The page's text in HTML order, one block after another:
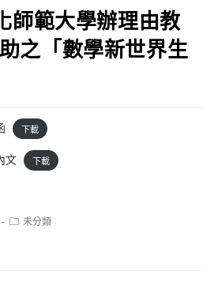
師範大學辦理由教
之「數學新世界生
下載
文 下載
Post未分類